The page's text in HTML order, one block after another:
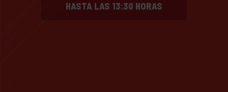
HASTA LAS 13:30 HORAS